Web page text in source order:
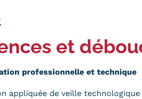
et
professionnelle et technique
appliquée de veille